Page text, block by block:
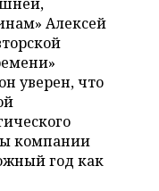
Алексей
уверен, что
компании
год как